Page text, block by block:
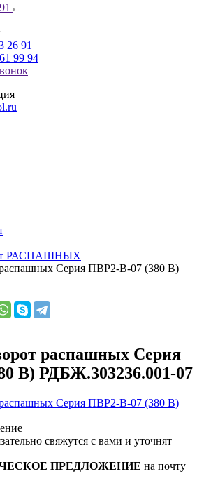
26 91
99 94
РАСПАШНЫХ
Серия ПВР2-В-07 (380 В)
распашных Серия
В) РДБЖ.303236.001-07
свяжутся с вами и уточнят
ПРЕДЛОЖЕНИЕ на почту